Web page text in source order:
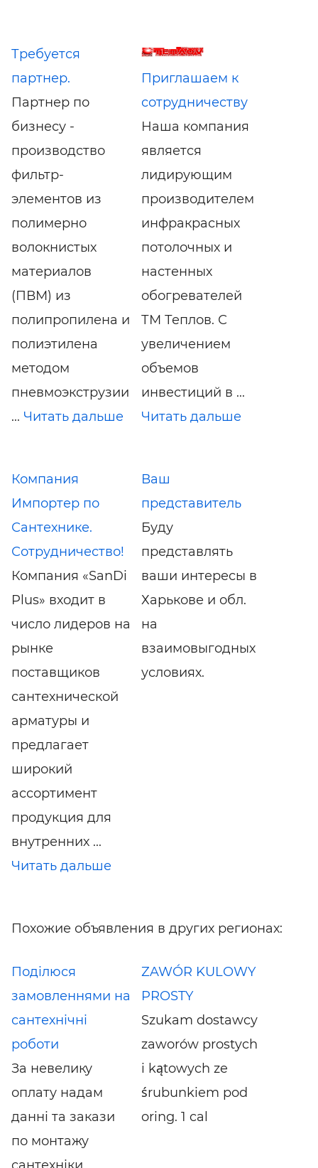
Требуется
партнер.
Партнер по
бизнесу -
производство
фильтр-
элементов из
полимерно
волокнистых
материалов
(ПВМ) из
полипропилена и
полиэтилена
методом
пневмоэкструзии
... Читать дальше
Приглашаем к
сотрудничеству
Наша компания
является
лидирующим
производителем
инфракрасных
потолочных и
настенных
обогревателей
ТМ Теплов. С
увеличением
объемов
инвестиций в ...
Читать дальше
Компания
Импортер по
Сантехнике.
Сотрудничество!
Компания «SanDi
Plus» входит в
число лидеров на
рынке
поставщиков
сантехнической
арматуры и
предлагает
широкий
ассортимент
продукция для
внутренних ...
Читать дальше
Ваш
представитель
Буду
представлять
ваши интересы в
Харькове и обл.
на
взаимовыгодных
условиях.
Похожие объявления в других регионах:
Поділюся
замовленнями на
сантехнічні
роботи
За невелику
оплату надам
данні та закази
по монтажу
сантехніки,
ZAWÓR KULOWY
PROSTY
Szukam dostawcy
zaworów prostych
i kątowych ze
śrubunkiem pod
oring. 1 cal